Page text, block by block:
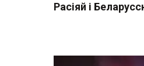
Расіяй і